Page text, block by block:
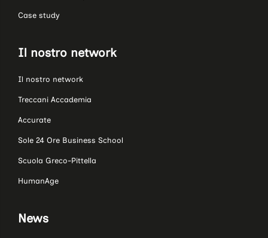
Case study
Il nostro network
Il nostro network
Treccani Accademia
Accurate
Sole 24 Ore Business School
Scuola Greco-Pittella
HumanAge
News